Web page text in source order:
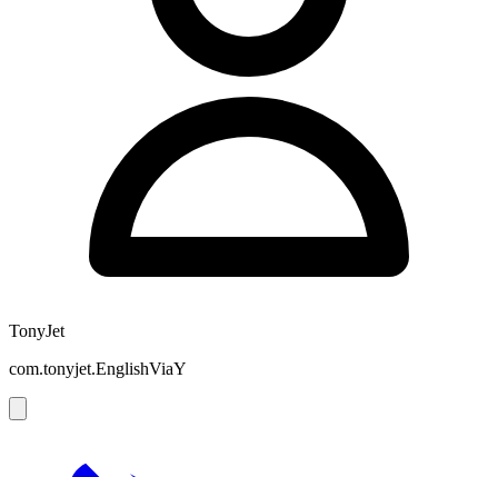
TonyJet
com.tonyjet.EnglishViaY